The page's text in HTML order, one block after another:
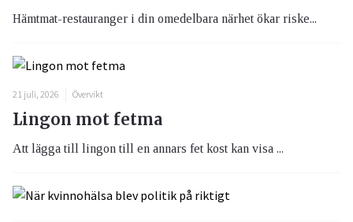
Hämtmat-restauranger i din omedelbara närhet ökar riske...
21 juli, 2026 Övervikt
Lingon mot fetma
Att lägga till lingon till en annars fet kost kan visa ...